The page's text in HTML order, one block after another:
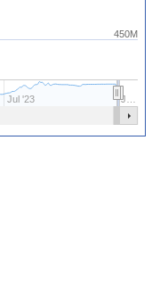
Jul '23 J…
450M